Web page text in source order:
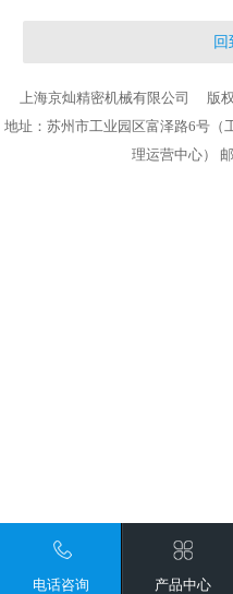
回
上海京灿精密机械有限公司 版
地址：苏州市工业园区富泽路6号（
理运营中心）
电话咨询 产品中心